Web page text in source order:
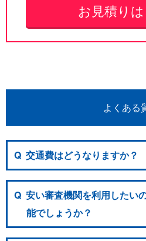
お見積り
よくある
Q 交通費はどうなりますか？
Q 安い審査機関を利用したい
能でしょうか？